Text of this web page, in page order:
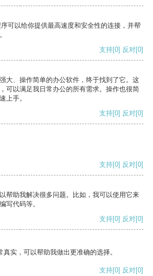
可以给你提供最高速度和安全性的连接，并帮
支持[0] 反对[0]
大、操作简单的办公软件，终于找到了它。这
可以满足我日常办公的所有需求。操作也很简
上手。
支持[0] 反对[0]
支持[0] 反对[0]
帮助我解决很多问题。比如，我可以使用它来
写代码等。
支持[0] 反对[0]
实，可以帮助我做出更准确的选择。
支持[0] 反对[0]